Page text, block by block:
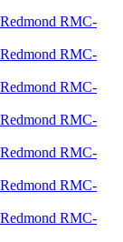
RMC-
RMC-
RMC-
RMC-
RMC-
RMC-
RMC-